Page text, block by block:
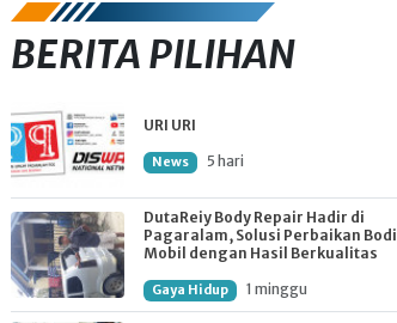
BERITA PILIHAN
URI URI
News 5 hari
DutaReiy Body Repair Hadir di
Pagaralam, Solusi Perbaikan Bodi
Mobil dengan Hasil Berkualitas
Gaya Hidup 1 minggu